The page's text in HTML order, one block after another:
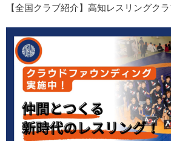
【全国クラブ紹介】高知レスリングクラ